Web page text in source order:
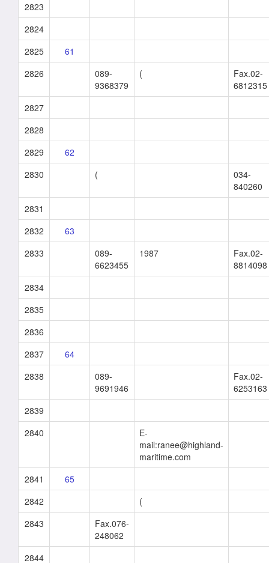
2823
2824
2825
61
2826
089-
9368379
(
Fax.02-
6812315
2827
2828
2829
62
2830
(
034-
840260
2831
2832
63
2833
089-
6623455
1987
Fax.02-
8814098
2834
2835
2836
2837
64
2838
089-
9691946
Fax.02-
6253163
2839
2840
E-
mail:ranee@highland-
maritime.com
2841
65
2842
(
2843
Fax.076-
248062
2844